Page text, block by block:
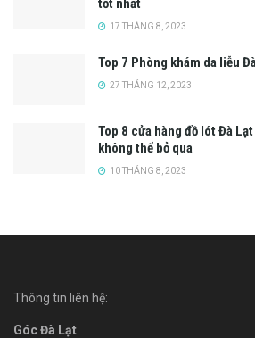
17 THÁNG 8, 2023
Top 7 Phòng khám da liễu
27 THÁNG 12, 2023
Top 8 cửa hàng đồ lót Đà
không thể bỏ qua
10 THÁNG 8, 2023
Thông tin liên hệ:
Góc Đà Lạt